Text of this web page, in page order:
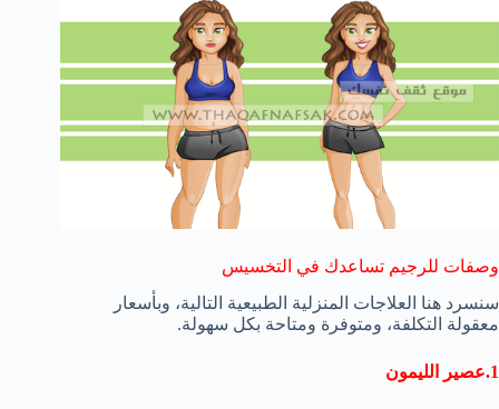
وصفات للرجيم تساعدك في التخسيس
سنسرد هنا العلاجات المنزلية الطبيعية التالية، وبأسعار
معقولة التكلفة، ومتوفرة ومتاحة بكل سهولة.
1.عصير الليمون